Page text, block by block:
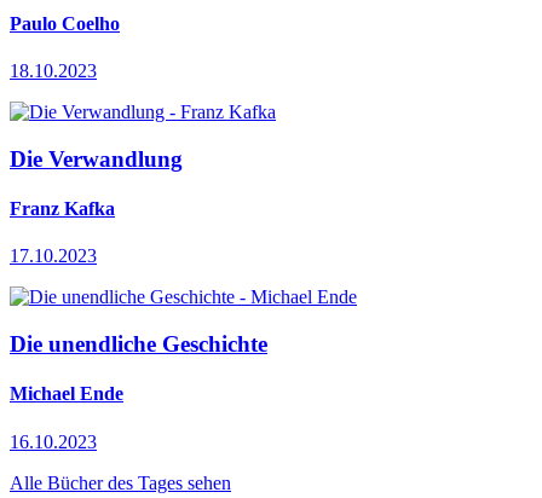
Paulo Coelho
18.10.2023
Die Verwandlung
Franz Kafka
17.10.2023
Die unendliche Geschichte
Michael Ende
16.10.2023
Alle Bücher des Tages sehen